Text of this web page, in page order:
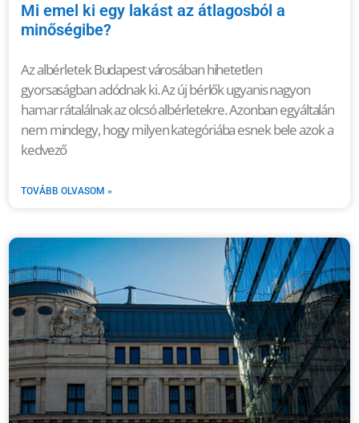
Mi emel ki egy lakást az átlagosból a
minőségibe?
Az albérletek Budapest városában hihetetlen
gyorsaságban adódnak ki. Az új bérlők ugyanis nagyon
hamar rátalálnak az olcsó albérletekre. Azonban egyáltalán
nem mindegy, hogy milyen kategóriába esnek bele azok a
kedvező
TOVÁBB OLVASOM »